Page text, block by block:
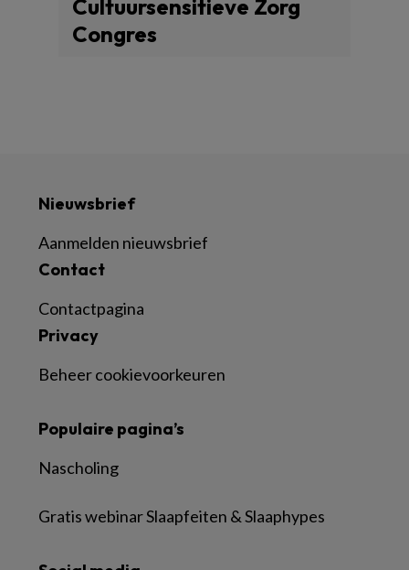
Cultuursensitieve Zorg
Congres
Nieuwsbrief
Aanmelden nieuwsbrief
Contact
Contactpagina
Privacy
Beheer cookievoorkeuren
Populaire pagina’s
Nascholing
Gratis webinar Slaapfeiten & Slaaphypes